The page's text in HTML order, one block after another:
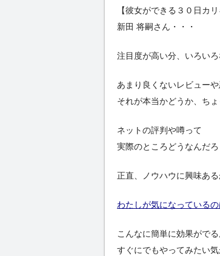
【彼女ができる３０日カ
新田 将嗣さん・・・
注目度が高い分、いろいろ
あまり良くないレビュー
それが本当かどうか、ち
ネットの評判や噂って
実際のところどうなんだろ
正直、ノウハウに興味ある
わたしが気になっているの
こんなに簡単に効果がでる
すぐにでもやってみたい気